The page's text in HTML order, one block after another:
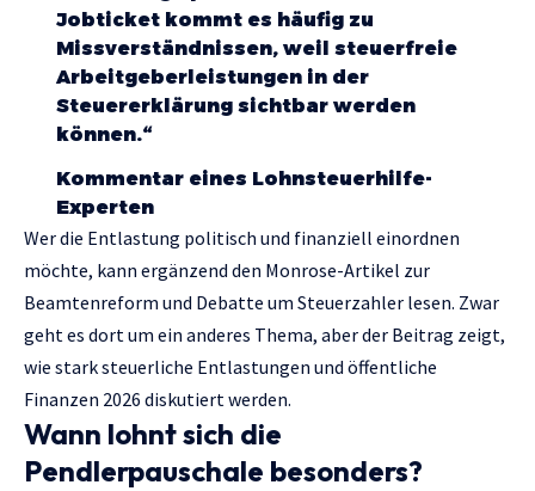
Jobticket kommt es häufig zu
Missverständnissen, weil steuerfreie
Arbeitgeberleistungen in der
Steuererklärung sichtbar werden
können.“
Kommentar eines Lohnsteuerhilfe-
Experten
Wer die Entlastung politisch und finanziell einordnen
möchte, kann ergänzend den Monrose-Artikel zur
Beamtenreform und Debatte um Steuerzahler lesen. Zwar
geht es dort um ein anderes Thema, aber der Beitrag zeigt,
wie stark steuerliche Entlastungen und öffentliche
Finanzen 2026 diskutiert werden.
Wann lohnt sich die
Pendlerpauschale besonders?